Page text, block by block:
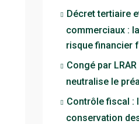
Décret tertiaire
commerciaux :
risque financier
Congé par
neutralise le
Contrôle fiscal :
conservation